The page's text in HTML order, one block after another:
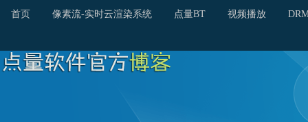
首页 像素流-实时云渲染系统 点量BT 视频播放